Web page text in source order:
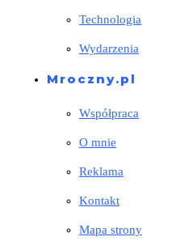
Technologia
Wydarzenia
Mroczny.pl
Współpraca
O mnie
Reklama
Kontakt
Mapa strony